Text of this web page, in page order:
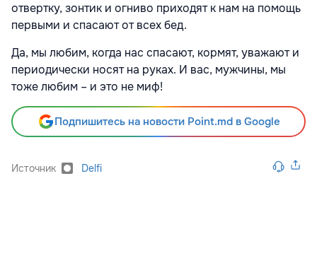
отвертку, зонтик и огниво приходят к нам на помощь
первыми и спасают от всех бед.
Да, мы любим, когда нас спасают, кормят, уважают и
периодически носят на руках. И вас, мужчины, мы
тоже любим – и это не миф!
Подпишитесь на новости Point.md в Google
Источник Delfi